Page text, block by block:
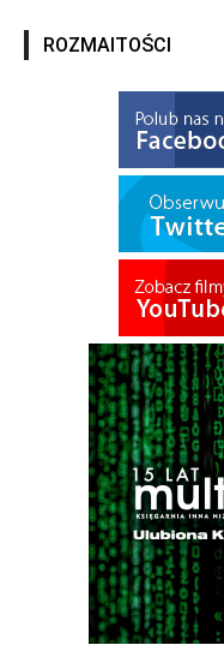
ROZMAITOŚCI